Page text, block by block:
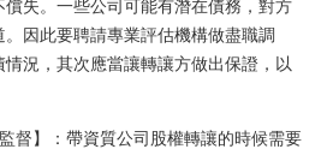
失。一些公司可能有潛在債務，對方
因此要聘請專業評估機構做盡職調
況，其次應當讓轉讓方做出保證，以
督】：帶資質公司股權轉讓的時候需要